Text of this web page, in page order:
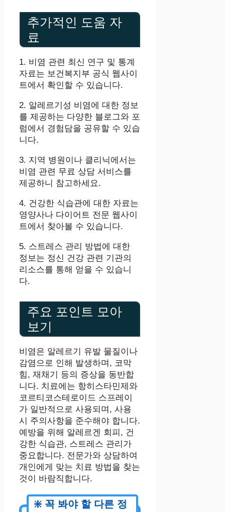
추가적인 도움 자
료
1. 비염 관련 최신 연구 및 통계
자료는 보건복지부 공식 웹사이
트에서 확인할 수 있습니다.
2. 알레르기성 비염에 대한 정보
를 제공하는 다양한 블로그와 포
럼에서 경험담을 공유할 수 있습
니다.
3. 지역 병원이나 클리닉에서는
비염 관련 무료 상담 서비스를
제공하니 참고하세요.
4. 건강한 식습관에 대한 자료는
영양사나 다이어트 전문 웹사이
트에서 찾아볼 수 있습니다.
5. 스트레스 관리 방법에 대한
정보는 정신 건강 관련 기관의
리소스를 통해 얻을 수 있습니
다.
주요 포인트 모아
보기
비염은 알레르기 유발 물질이나
감염으로 인해 발생하며, 코막
힘, 재채기 등의 증상을 동반합
니다. 치료에는 항히스타민제와
코르티코스테로이드 스프레이
가 일반적으로 사용되며, 사용
시 주의사항을 준수해야 합니다.
예방을 위해 알레르겐 회피, 건
강한 식습관, 스트레스 관리가
중요합니다. 전문가와 상담하여
개인에게 맞는 치료 방법을 찾는
것이 바람직합니다.